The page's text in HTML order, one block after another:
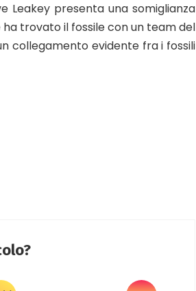
Leakey presenta una somiglianza
trovato il fossile con un team del
collegamento evidente fra i fossili